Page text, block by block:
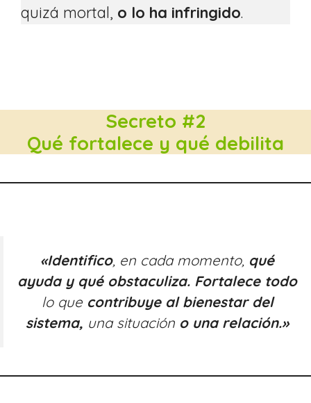
quizá mortal, o lo ha infringido.
Secreto #2
Qué fortalece y qué debilita
«Identifico, en cada momento, qué
ayuda y qué obstaculiza. Fortalece todo
lo quecontribuye al bienestar del
sistema, una situación o una relación.»